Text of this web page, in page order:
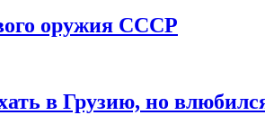
оружия СССР
в Грузию, но